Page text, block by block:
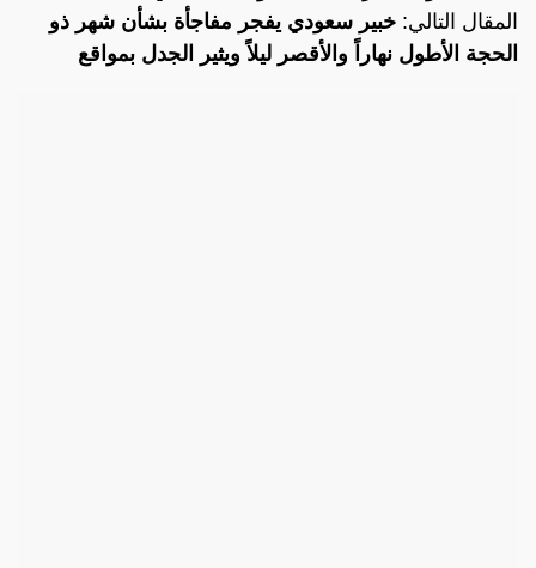
المقال التالي: خبير سعودي يفجر مفاجأة بشأن شهر ذو
الحجة الأطول نهاراً والأقصر ليلاً ويثير الجدل بمواقع